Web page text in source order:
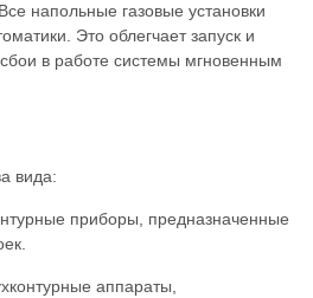
напольные газовые установки
Это облегчает запуск и
в работе системы мгновенным
вида:
приборы, предназначенные
аппараты,